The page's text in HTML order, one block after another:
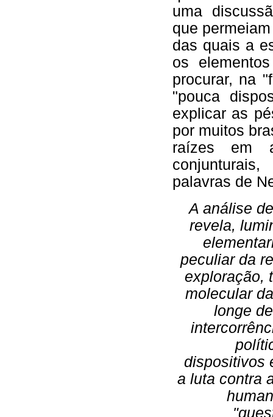
uma
que
das quais a
os
procurar, na
"pouca
explicar as
por muitos
raízes em
palavras de
A análise
revela,
peculiar da
exploração,
molecular
longe
dispositivos
a luta contra